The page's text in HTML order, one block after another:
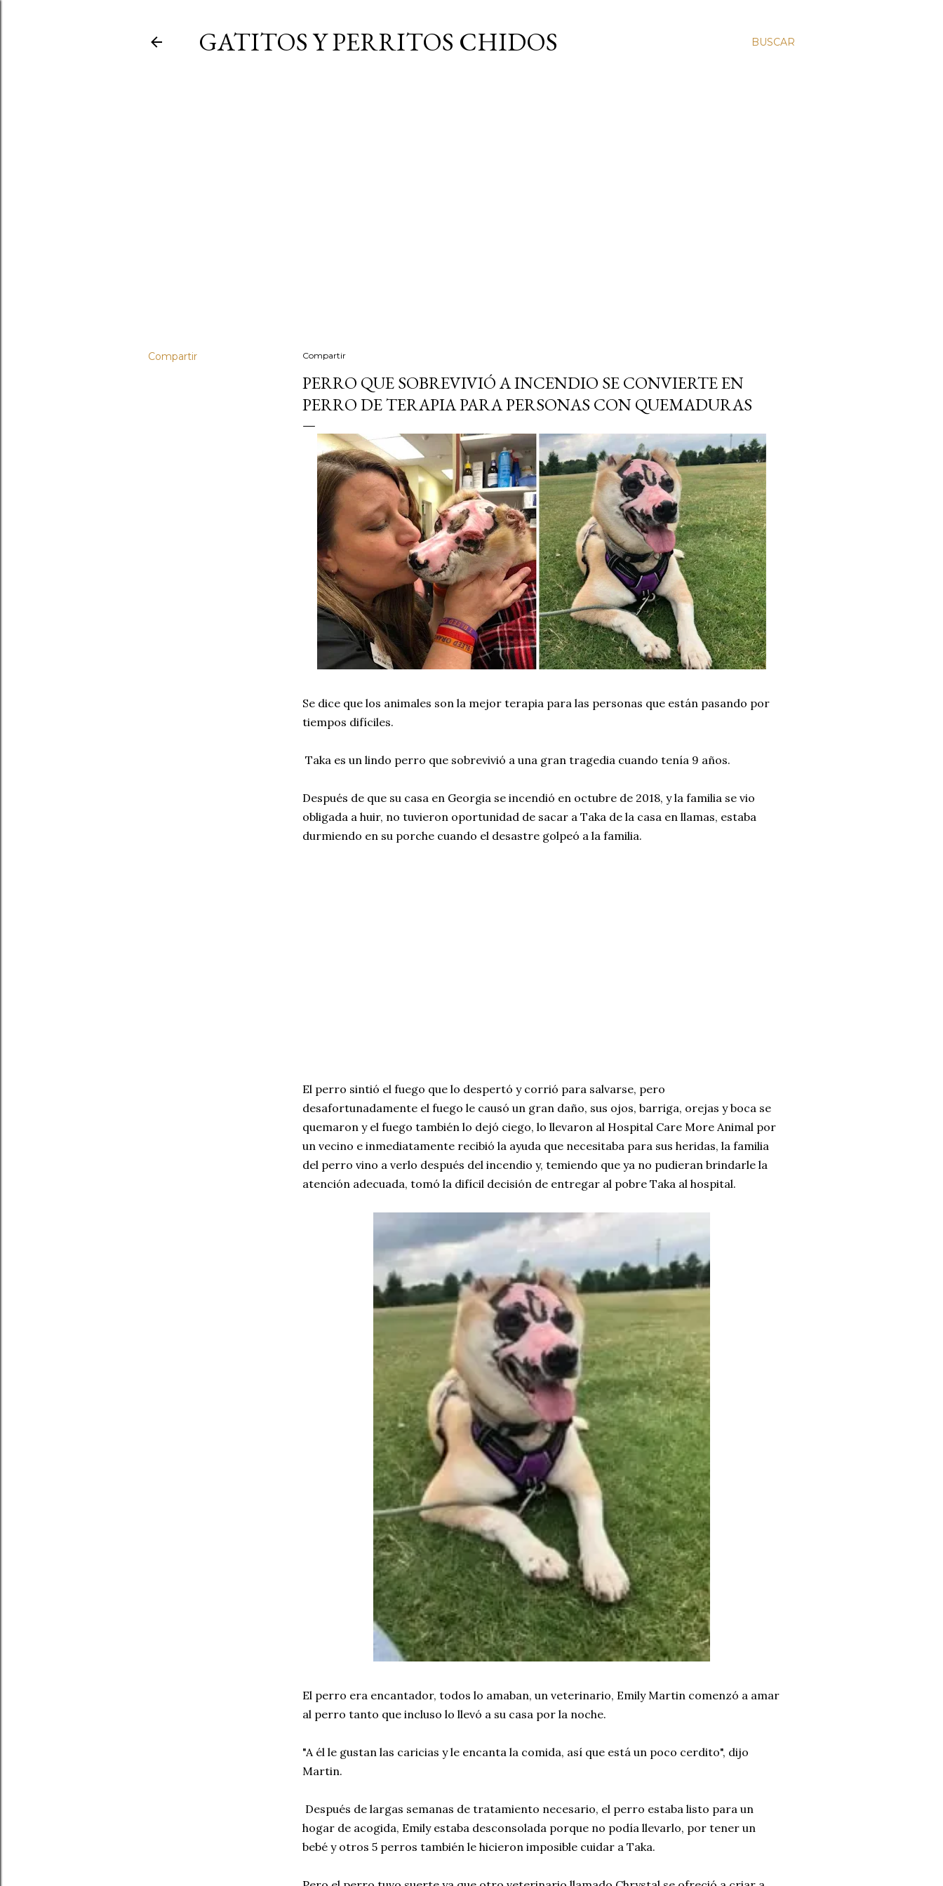
BUSCAR
GATITOS Y PERRITOS CHIDOS
Compartir Compartir
PERRO QUE SOBREVIVIÓ A INCENDIO SE CONVIERTE EN
PERRO DE TERAPIA PARA PERSONAS CON QUEMADURAS
Se dice que los animales son la mejor terapia para las personas que están pasando por
tiempos difíciles.
Taka es un lindo perro que sobrevivió a una gran tragedia cuando tenía 9 años.
Después de que su casa en Georgia se incendió en octubre de 2018, y la familia se vio
obligada a huir, no tuvieron oportunidad de sacar a Taka de la casa en llamas, estaba
durmiendo en su porche cuando el desastre golpeó a la familia.
El perro sintió el fuego que lo despertó y corrió para salvarse, pero
desafortunadamente el fuego le causó un gran daño, sus ojos, barriga, orejas y boca se
quemaron y el fuego también lo dejó ciego, lo llevaron al Hospital Care More Animal por
un vecino e inmediatamente recibió la ayuda que necesitaba para sus heridas, la familia
del perro vino a verlo después del incendio y, temiendo que ya no pudieran brindarle la
atención adecuada, tomó la difícil decisión de entregar al pobre Taka al hospital.
El perro era encantador, todos lo amaban, un veterinario, Emily Martin comenzó a amar
al perro tanto que incluso lo llevó a su casa por la noche.
"A él le gustan las caricias y le encanta la comida, así que está un poco cerdito", dijo
Martin.
Después de largas semanas de tratamiento necesario, el perro estaba listo para un
hogar de acogida, Emily estaba desconsolada porque no podía llevarlo, por tener un
bebé y otros 5 perros también le hicieron imposible cuidar a Taka.